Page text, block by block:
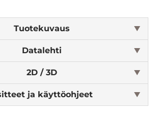
Tuotekuvaus
Datalehti
2D / 3D
ja käyttöohjeet